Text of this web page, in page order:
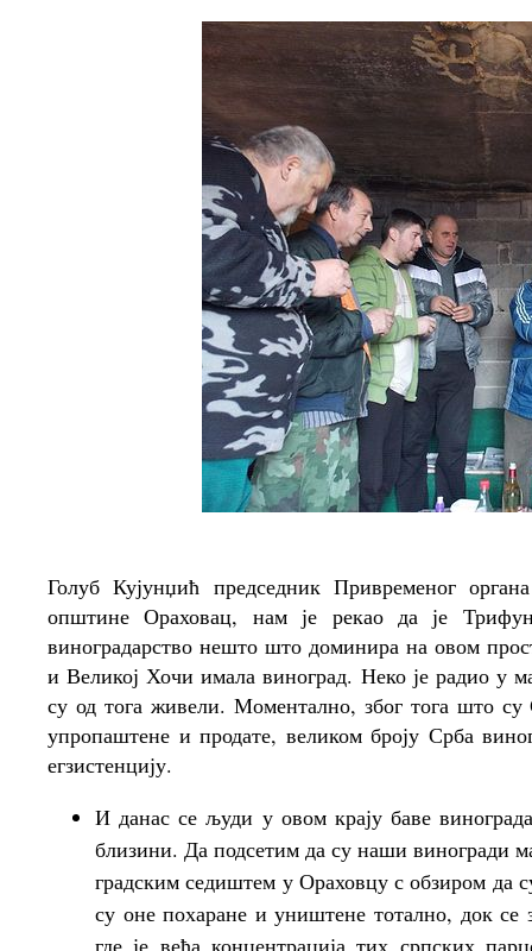
Голуб Кујунџић председник Привременог
општине Ораховац, нам је рекао да је
виноградарство нешто што доминира на овом
и Великој Хочи имала виноград. Неко је радио у
су од тога живели. Моментално, због тога што
упропаштене и продате, великом броју Срба
егзистенцију.
И данас се људи у овом крају баве
близини. Да подсетим да су наши виногради
градским седиштем у Ораховцу с обзиром да
су оне похаране и уништене тотално, док
где је већа концентрација тих српских